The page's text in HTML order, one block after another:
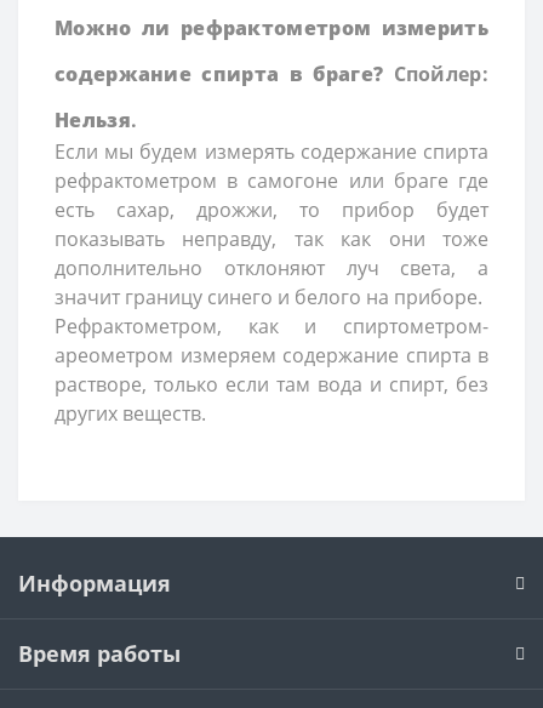
Можно ли рефрактометром измерить
содержание спирта в браге? Спойлер:
Нельзя.
Если мы будем измерять содержание спирта
рефрактометром в самогоне или браге где
есть сахар, дрожжи, то прибор будет
показывать неправду, так как они тоже
дополнительно отклоняют луч света, а
значит границу синего и белого на приборе.
Рефрактометром, как и спиртометром-
ареометром измеряем содержание спирта в
растворе, только если там вода и спирт, без
других веществ.
Информация
Время работы